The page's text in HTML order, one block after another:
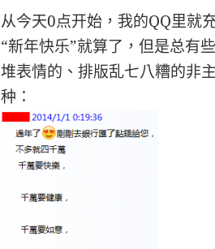
从今天0点开始，我的QQ里就
“新年快乐”就算了，但是总有
堆表情的、排版乱七八糟的非
种：